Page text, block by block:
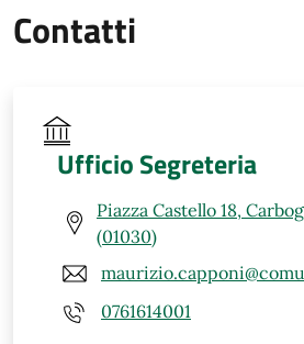
Contatti
Ufficio Segreteria
Piazza Castello 18,
(01030)
0761614001